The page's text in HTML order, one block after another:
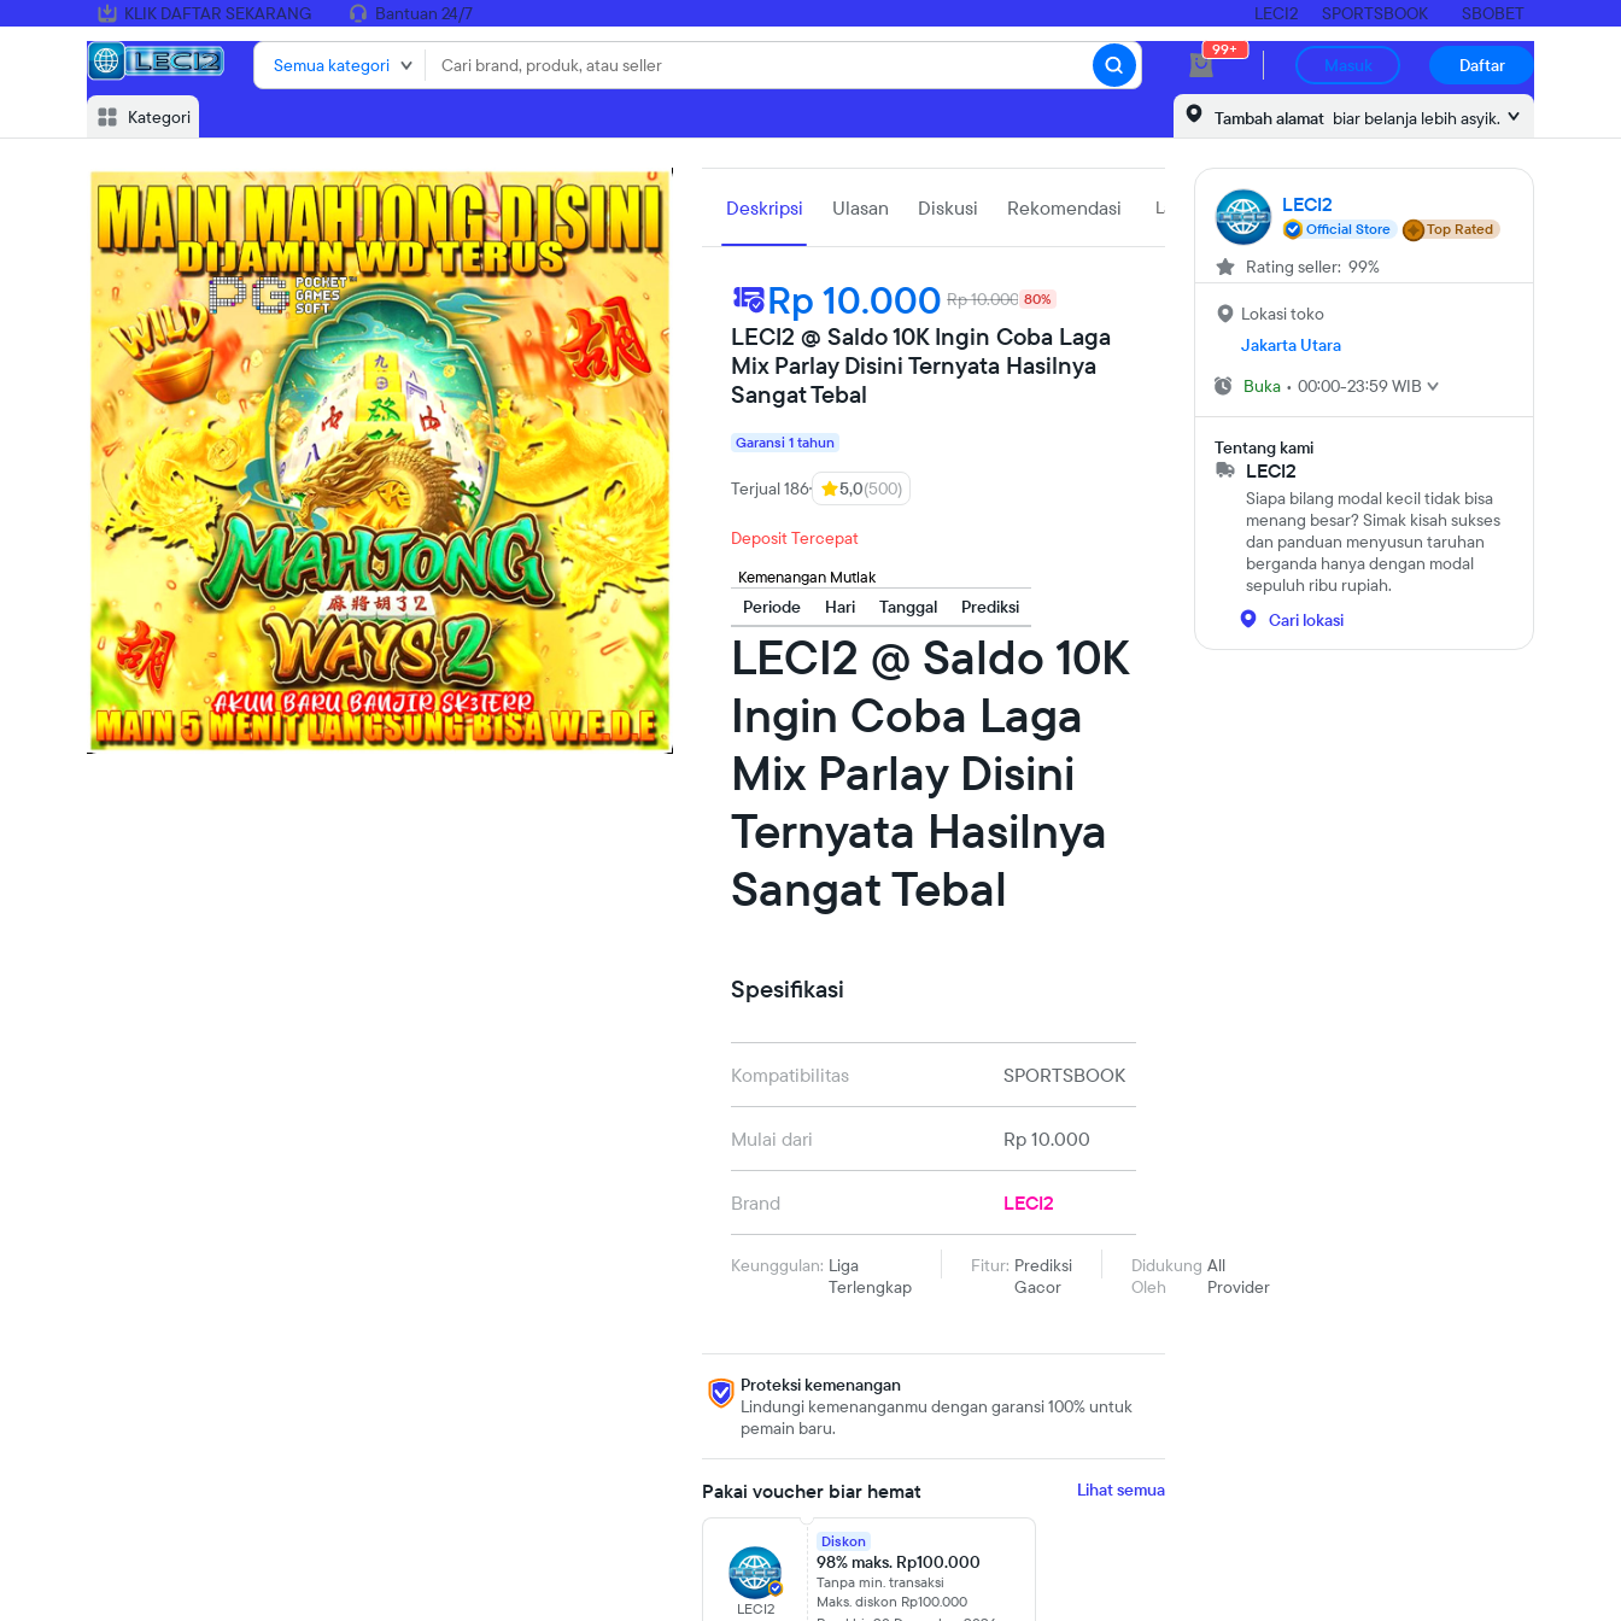
KLIK DAFTAR SEKARANG Bantuan 24/7 LECI2 SPORTSBOOK SBOBET
Kategori
Semua kategori
99+
Masuk Daftar
Tambah alamat biar belanja lebih asyik.
Deskripsi Ulasan Diskusi Rekomendasi Laporkan produk
Rp 10.000 Rp 10.000 80%
LECI2 @ Saldo 10K Ingin Coba Laga
Mix Parlay Disini Ternyata Hasilnya
Sangat Tebal
Garansi 1 tahun
Terjual 186 5,0(500)
Deposit Tercepat
Kemenangan Mutlak
Periode Hari Tanggal Prediksi
LECI2 @ Saldo 10K
Ingin Coba Laga
Mix Parlay Disini
Ternyata Hasilnya
Sangat Tebal
Spesifikasi
Kompatibilitas SPORTSBOOK
Mulai dari Rp 10.000
Brand LECI2
Keunggulan: Liga
Terlengkap
Fitur: Prediksi
Gacor
Didukung
Oleh
All
Provider
Proteksi kemenangan
Lindungi kemenanganmu dengan garansi 100% untuk
pemain baru.
Pakai voucher biar hemat Lihat semua
LECI2
Diskon
98% maks. Rp100.000
Tanpa min. transaksi
Maks. diskon Rp100.000
LECI2
Official Store Top Rated
Rating seller: 99%
Lokasi toko
Jakarta Utara
Buka • 00:00-23:59 WIB
Tentang kami
LECI2
Siapa bilang modal kecil tidak bisa
menang besar? Simak kisah sukses
dan panduan menyusun taruhan
berganda hanya dengan modal
sepuluh ribu rupiah.
Cari lokasi